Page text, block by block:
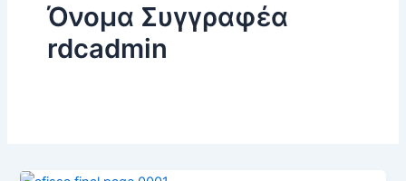
Όνομα Συγγραφέα
rdcadmin